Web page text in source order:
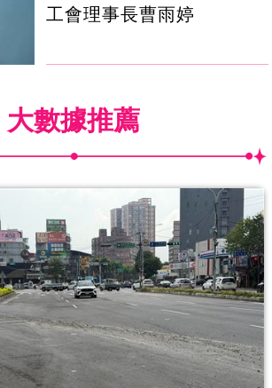
工會理事長曹雨婷
大數據推薦